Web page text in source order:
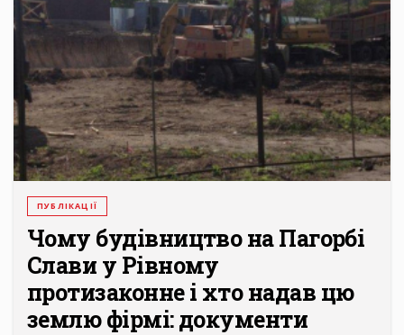
ПУБЛІКАЦІЇ
Чому будівництво на Пагорбі
Слави у Рівному
протизаконне і хто надав цю
землю фірмі: документи